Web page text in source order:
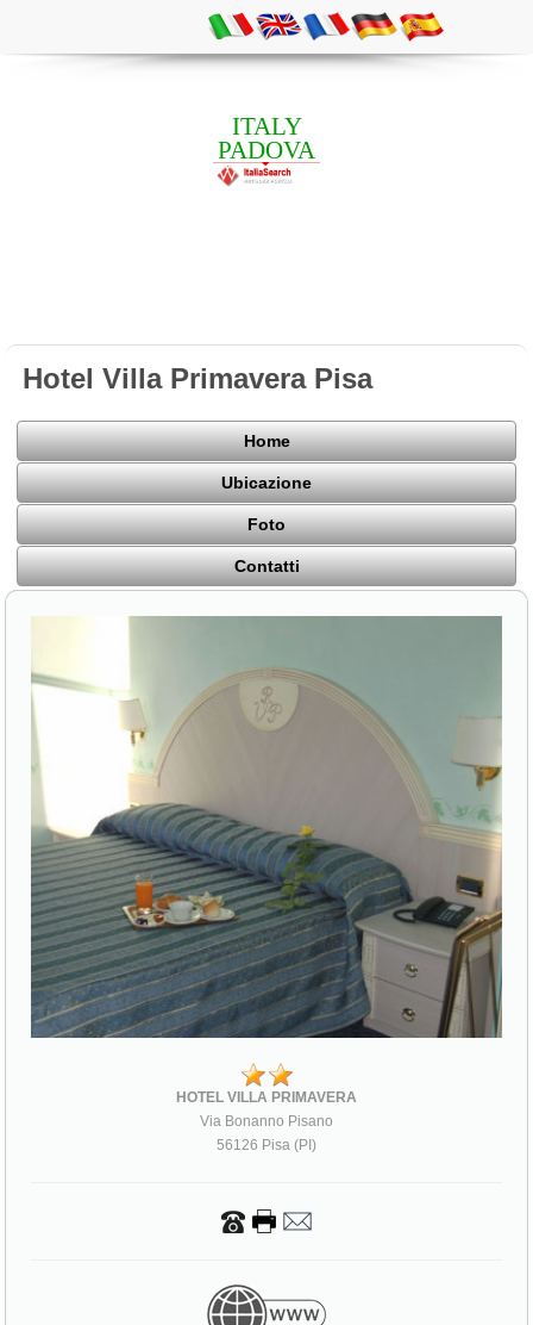
ITALY
PADOVA
Hotel Villa Primavera Pisa
Home
Ubicazione
Foto
Contatti
HOTEL VILLA PRIMAVERA
Via Bonanno Pisano
56126 Pisa (PI)